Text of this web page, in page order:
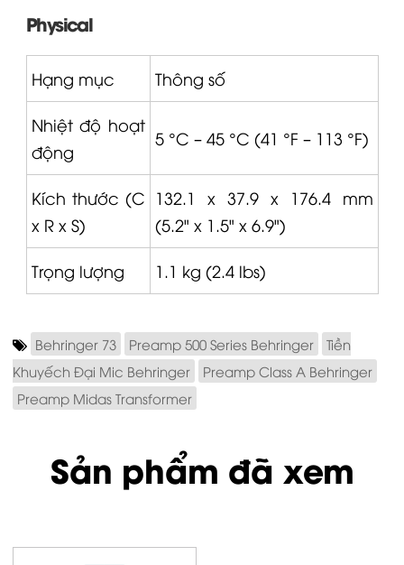
Physical
Hạng mục Thông số
Nhiệt độ hoạt
động
5 °C – 45 °C (41 °F – 113 °F)
Kích thước (C
x R x S)
132.1 x 37.9 x 176.4 mm
(5.2" x 1.5" x 6.9")
Trọng lượng 1.1 kg (2.4 lbs)
Behringer 73 Preamp 500 Series Behringer
Tiền
Khuyếch Đại Mic Behringer
Preamp Class A Behringer
Preamp Midas Transformer
Sản phẩm đã xem